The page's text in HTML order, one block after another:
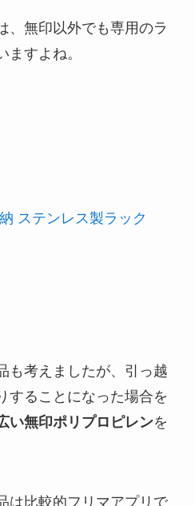
、無印以外でも専用のラ
ますよね。
ステンレス製ラック
も考えましたが、引っ越
することになった場合を
い無印ポリプロピレンを
は比較的フリマアプリで